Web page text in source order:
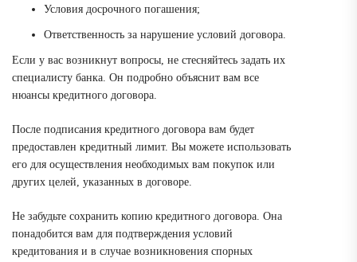
Условия досрочного погашения;
Ответственность за нарушение условий договора.
Если у вас возникнут вопросы, не стесняйтесь задать их
специалисту банка. Он подробно объяснит вам все
нюансы кредитного договора.
После подписания кредитного договора вам будет
предоставлен кредитный лимит. Вы можете использовать
его для осуществления необходимых вам покупок или
других целей, указанных в договоре.
Не забудьте сохранить копию кредитного договора. Она
понадобится вам для подтверждения условий
кредитования и в случае возникновения спорных